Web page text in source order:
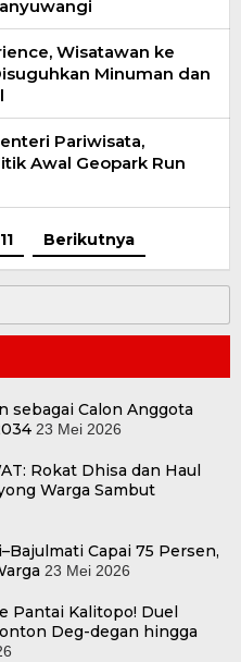
Wisatawan ke
Minuman dan
Pariwisata,
Awal Geopark Run
11 Berikutnya
sebagai Calon Anggota
23 Mei 2026
Rokat Dhisa dan Haul
Warga Sambut
Capai 75 Persen,
23 Mei 2026
Pantai Kalitopo! Duel
Deg-degan hingga